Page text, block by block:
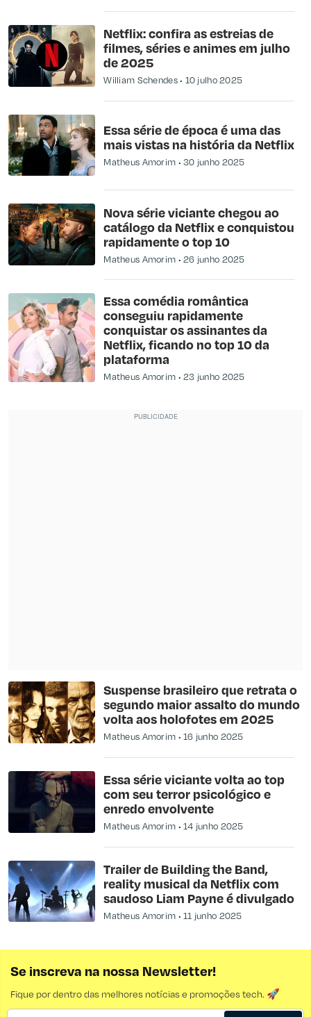
Netflix: confira as estreias de
filmes, séries e animes em julho
de 2025
William Schendes 10 julho 2025
Essa série de época é uma das
mais vistas na história da Netflix
Matheus Amorim 30 junho 2025
Nova série viciante chegou ao
catálogo da Netflix e conquistou
rapidamente o top 10
Matheus Amorim 26 junho 2025
Essa comédia romântica
conseguiu rapidamente
conquistar os assinantes da
Netflix, ficando no top 10 da
plataforma
Matheus Amorim 23 junho 2025
Suspense brasileiro que retrata o
segundo maior assalto do mundo
volta aos holofotes em 2025
Matheus Amorim 16 junho 2025
Essa série viciante volta ao top
com seu terror psicológico e
enredo envolvente
Matheus Amorim 14 junho 2025
Trailer de Building the Band,
reality musical da Netflix com
saudoso Liam Payne é divulgado
Matheus Amorim 11 junho 2025
Se inscreva na nossa Newsletter!
Fique por dentro das melhores notícias e promoções tech. 🚀